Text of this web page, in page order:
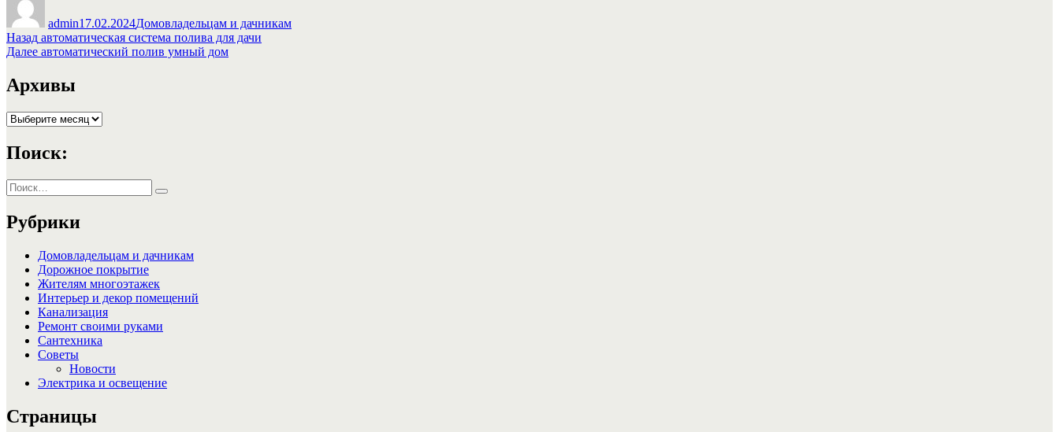
admin17.02.2024Домовладельцам и дачникам
Навигация
по
записям
Назад Предыдущая
запись:
автоматическая система полива для дачи
Далее Следующая
автоматический полив умный дом
Архивы
Архивы
Поиск:
Искать:
Поиск
Рубрики
Домовладельцам и дачникам
Дорожное покрытие
Жителям многоэтажек
Интерьер и декор помещений
Канализация
Ремонт своими руками
Сантехника
Советы
Новости
Электрика и освещение
Страницы